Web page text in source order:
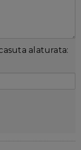
alaturata: